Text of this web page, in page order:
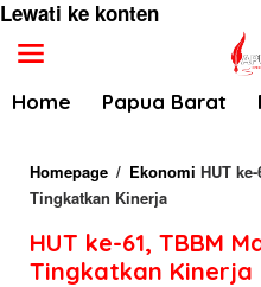
Lewati ke konten
Home Papua Barat
Homepage / Ekonomi HUT
Tingkatkan Kinerja
HUT ke-61, TBBM
Tingkatkan Kinerja